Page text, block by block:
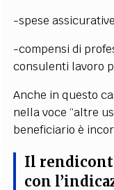
-spese
-compensi di
consulenti lavoro
Anche in questo
nella voce “altre
beneficiario è
Il
con